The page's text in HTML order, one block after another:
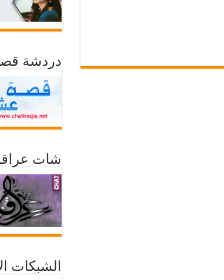
دردشة
شات
الشبكات